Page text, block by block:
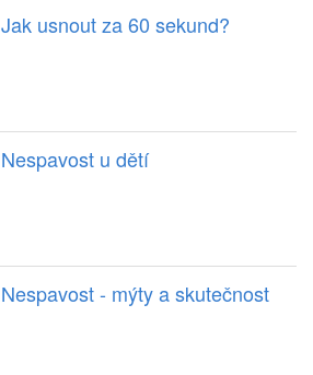
Jak usnout za 60 sekund?
Nespavost u dětí
Nespavost - mýty a skutečnost